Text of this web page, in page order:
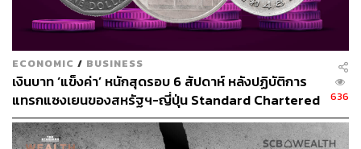
69
ABOUT THE AUTHOR
ECONOMIC / BUSINESS
เงินบาท ‘แข็งค่า’ หนักสุดรอบ 6 สัปดาห์ หลังปฏิบัติการ
แทรกแซงเยนของสหรัฐฯ-ญี่ปุ่น Standard Chartered
เปิดเป้าสิ้นปีนี้จ่อแข็งต่อแตะ 32.50 บาทต่อดอลลาร์
636